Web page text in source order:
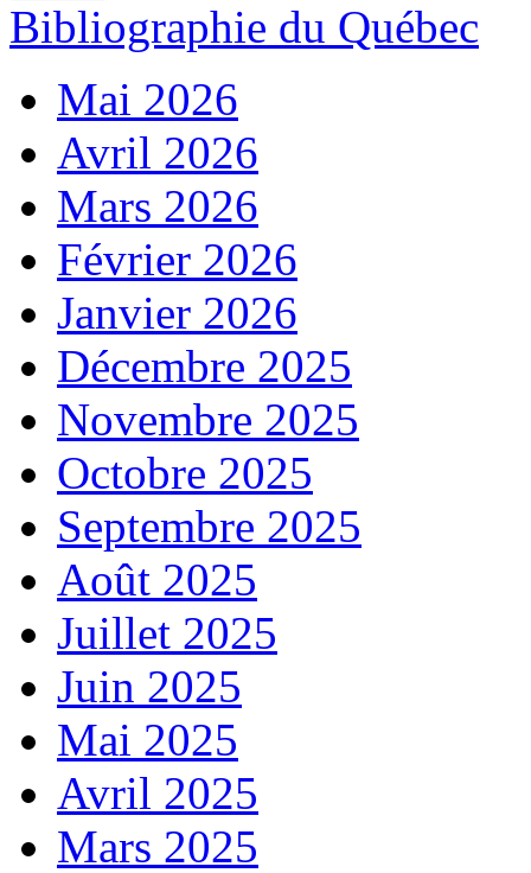
Bibliographie du Québec
Mai 2026
Avril 2026
Mars 2026
Février 2026
Janvier 2026
Décembre 2025
Novembre 2025
Octobre 2025
Septembre 2025
Août 2025
Juillet 2025
Juin 2025
Mai 2025
Avril 2025
Mars 2025